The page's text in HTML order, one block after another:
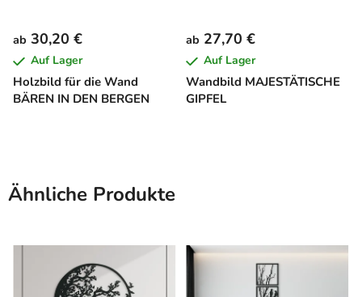
Holzbild für die Wand
BÄREN IN DEN BERGEN
ab 30,20 €
Auf Lager
Wandbild MAJESTÄTISCHE
GIPFEL
ab 27,70 €
Auf Lager
Ähnliche Produkte